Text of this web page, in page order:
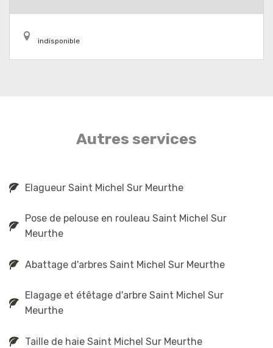
indisponible
Autres services
Elagueur Saint Michel Sur Meurthe
Pose de pelouse en rouleau Saint Michel Sur
Meurthe
Abattage d'arbres Saint Michel Sur Meurthe
Elagage et étêtage d'arbre Saint Michel Sur
Meurthe
Taille de haie Saint Michel Sur Meurthe